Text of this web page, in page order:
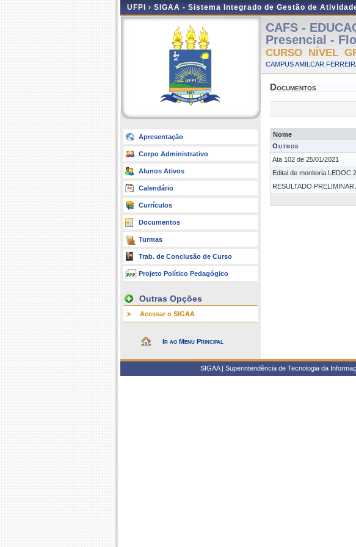
UFPI › SIGAA - Sistema Integrado de Gestão de
Apresentação
Corpo Administrativo
Alunos Ativos
Calendário
Currículos
Documentos
Turmas
Trab. de Conclusão de Curso
Projeto Político Pedagógico
Outras Opções
Acessar o SIGAA
Ir ao Menu Principal
CAFS -
Presencial -
CURSO NÍVEL
CAMPUS AMILCAR
Documentos
Nome
Outros
Ata 102 de 25/01/2021
Edital de monitoria LEDOC
RESULTADO
SIGAA | Superintendência de Tecnologia da